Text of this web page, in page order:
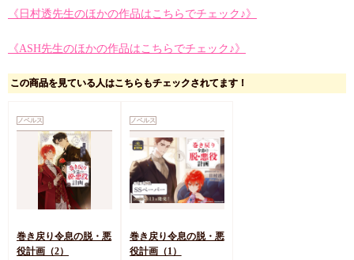
《日村透先生のほかの作品はこちらでチェック♪》
《ASH先生のほかの作品はこちらでチェック♪》
この商品を見ている人はこちらもチェックされてます！
ノベルス
巻き戻り令息の脱・悪
役計画（2）
ノベルス
巻き戻り令息の脱・悪
役計画（1）